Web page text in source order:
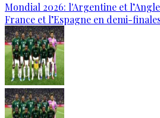
Mondial 2026: l'Argentine et
France et l’Espagne en demi-